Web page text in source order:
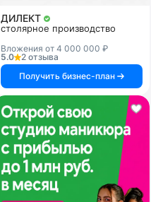
ДИЛЕКТ
столярное производство
Вложения от 4 000 000 ₽
5.0
2 отзыва
Получить бизнес-план